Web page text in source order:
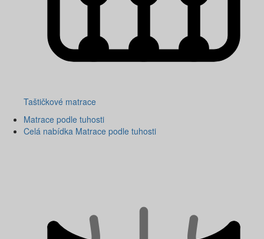
Taštičkové matrace
Matrace podle tuhosti
Celá nabídka Matrace podle tuhosti